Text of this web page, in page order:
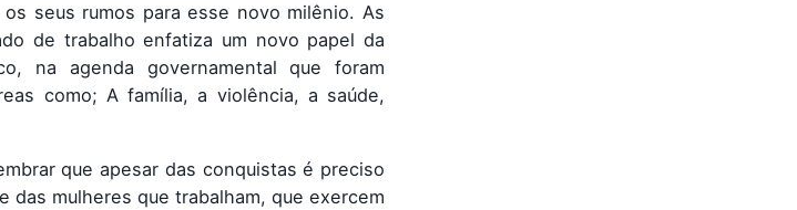
seus rumos para esse novo milênio. As
de trabalho enfatiza um novo papel da
na agenda governamental que foram
como; A família, a violência, a saúde,
que apesar das conquistas é preciso
mulheres que trabalham, que exercem